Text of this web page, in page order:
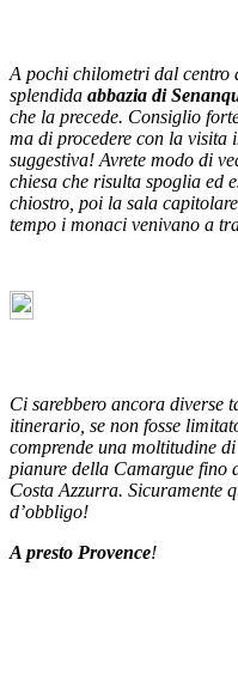
A pochi chilometri dal centro
splendida abbazia di
che la precede. Consiglio
ma di procedere con la visita
suggestiva! Avrete modo di
chiesa che risulta spoglia ed
chiostro, poi la sala
tempo i monaci venivano a
Ci sarebbero ancora diverse
itinerario, se non fosse
comprende una moltitudine
pianure della Camargue fino
Costa Azzurra. Sicuramente
d’obbligo!
A presto Provence!